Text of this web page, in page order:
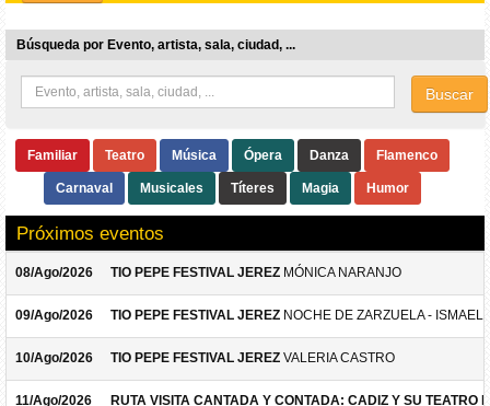
Búsqueda por Evento, artista, sala, ciudad, ...
Buscar
Familiar Teatro Música Ópera Danza Flamenco
Carnaval Musicales Títeres Magia Humor
Próximos eventos
08/Ago/2026 TIO PEPE FESTIVAL JEREZ MÓNICA NARANJO
09/Ago/2026 TIO PEPE FESTIVAL JEREZ NOCHE DE ZARZUELA -
10/Ago/2026 TIO PEPE FESTIVAL JEREZ VALERIA CASTRO
11/Ago/2026 RUTA VISITA CANTADA Y CONTADA: CADIZ Y SU TEATRO